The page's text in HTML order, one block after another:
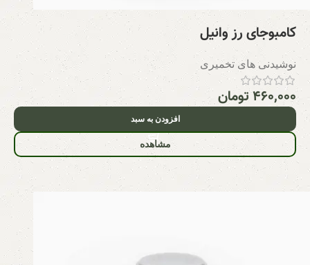
کامبوجای رز وانیل
نوشیدنی های تخمیری
۴۶۰,۰۰۰تومان
افزودن به سبد
مشاهده